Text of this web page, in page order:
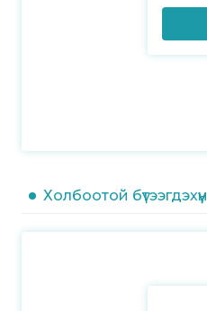
Холбоотой бүтээгдэхүүн